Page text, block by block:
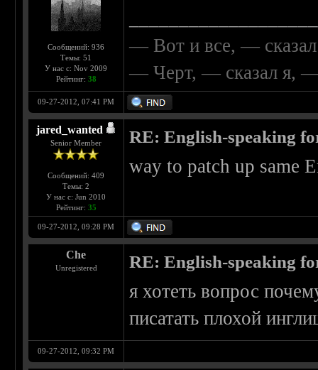
Сообщений: 936
Темы: 51
У нас с: Nov 2009
Рейтинг: 38
— Вот и все, —
— Черт, — сказал я, —
09-27-2012, 07:41 PM
jared_wanted
Senior Member
Сообщений: 409
Темы: 2
У нас с: Jun 2010
Рейтинг: 35
RE: English-speaking
way to patch up same
09-27-2012, 09:28 PM
Che
Unregistered RE: English-speaking
я хотеть вопрос
писатать плохой
09-27-2012, 09:32 PM